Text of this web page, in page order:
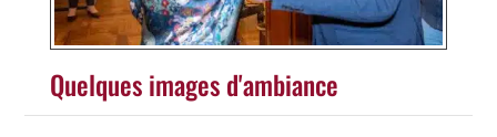
Quelques images d'ambiance